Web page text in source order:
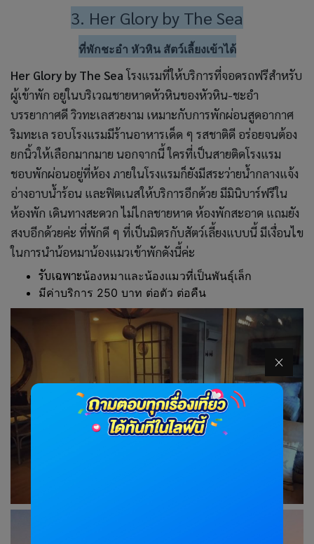
3. Her Glory by The Sea
ที่พักชะอำ หัวหิน สัตว์เลี้ยงเข้าได้
Her Glory by The Seaโรงแรมที่ให้บริการที่จอดรถฟรีสำหรับ
ผู้เข้าพัก อยู่ในบริเวณชายหาดหัวหินของหัวหิน-ชะอำ
บรรยากาศดี วิวทะเลสวยงาม เหมาะกับการพักผ่อนสูดอากาศ
ริมทะเล รอบโรงแรมมีร้านอาหารเด็ด ๆ รสชาติดี อร่อยจนต้อง
ยกนิ้วให้เลือกมากมาย นอกจากนี้ ใครที่เป็นสายติดโรงแรม
ชอบพักผ่อนอยู่ที่ห้อง ภายในโรงแรมก็ยังมีสระว่ายน้ำกลางแจ้ง
อ่างอาบน้ำร้อน และฟิตเนสให้บริการอีกด้วย มีมินิบาร์ฟรีใน
ห้องพัก เดินทางสะดวก ไม่ไกลชายหาด ห้องพักสะอาด แถมยัง
สงบอีกด้วยค่ะ ที่พักดี ๆ ที่เป็นมิตรกับสัตว์เลี้ยงแบบนี้ มีเงื่อนไข
ในการนำน้อหมาน้องแมวเข้าพักดังนี้ค่ะ
รับเฉพาะน้องหมาและน้องแมวที่เป็นพันธุ์เล็ก
มีค่าบริการ 250 บาท ต่อตัว ต่อคืน